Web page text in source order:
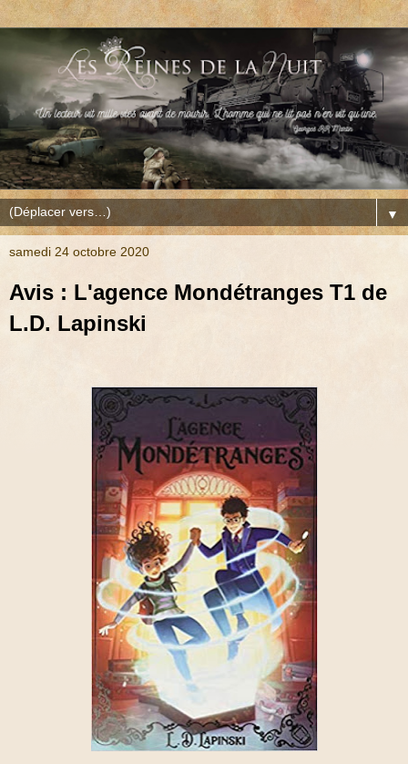
▼
samedi 24 octobre 2020
Avis : L'agence Mondétranges T1 de
L.D. Lapinski